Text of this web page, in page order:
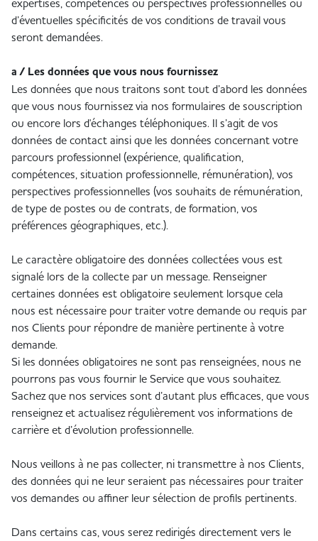
expertises, compétences ou perspectives professionnelles ou
d’éventuelles spécificités de vos conditions de travail vous
seront demandées.
a / Les données que vous nous fournissez
Les données que nous traitons sont tout d’abord les données
que vous nous fournissez via nos formulaires de souscription
ou encore lors d'échanges téléphoniques. Il s’agit de vos
données de contact ainsi que les données concernant votre
parcours professionnel (expérience, qualification,
compétences, situation professionnelle, rémunération), vos
perspectives professionnelles (vos souhaits de rémunération,
de type de postes ou de contrats, de formation, vos
préférences géographiques, etc.).
Le caractère obligatoire des données collectées vous est
signalé lors de la collecte par un message. Renseigner
certaines données est obligatoire seulement lorsque cela
nous est nécessaire pour traiter votre demande ou requis par
nos Clients pour répondre de manière pertinente à votre
demande.
Si les données obligatoires ne sont pas renseignées, nous ne
pourrons pas vous fournir le Service que vous souhaitez.
Sachez que nos services sont d’autant plus efficaces, que vous
renseignez et actualisez régulièrement vos informations de
carrière et d’évolution professionnelle.
Nous veillons à ne pas collecter, ni transmettre à nos Clients,
des données qui ne leur seraient pas nécessaires pour traiter
vos demandes ou affiner leur sélection de profils pertinents.
Dans certains cas, vous serez redirigés directement vers le